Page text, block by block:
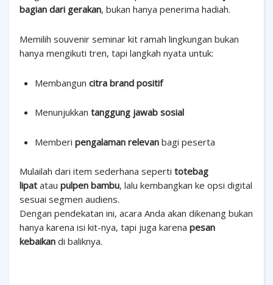
bagian dari gerakan, bukan hanya penerima hadiah.
Memilih souvenir seminar kit ramah lingkungan bukan
hanya mengikuti tren, tapi langkah nyata untuk:
Membangun citra brand positif
Menunjukkan tanggung jawab sosial
Memberi pengalaman relevan bagi peserta
Mulailah dari item sederhana seperti totebag
lipat atau pulpen bambu, lalu kembangkan ke opsi digital
sesuai segmen audiens.
Dengan pendekatan ini, acara Anda akan dikenang bukan
hanya karena isi kit-nya, tapi juga karena pesan
kebaikan di baliknya.